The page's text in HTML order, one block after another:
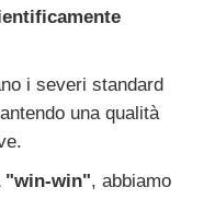
i severi standard
una qualità
"win-win", abbiamo